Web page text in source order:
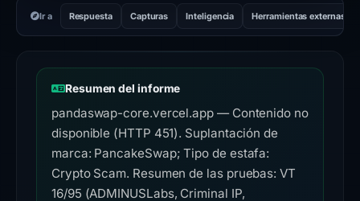
Ir a Respuesta Capturas Inteligencia Herramientas externas
Resumen del informe
pandaswap-core.vercel.app — Contenido no
disponible (HTTP 451). Suplantación de
marca: PancakeSwap; Tipo de estafa:
Crypto Scam. Resumen de las pruebas: VT
16/95 (ADMINUSLabs, Criminal IP,